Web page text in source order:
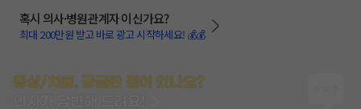
혹시 의사·병원관계자 이신가요?
최대 200만원 받고 바로 광고 시작하세요! 💰💰
증상/치료, 궁금한 점이 있나요?